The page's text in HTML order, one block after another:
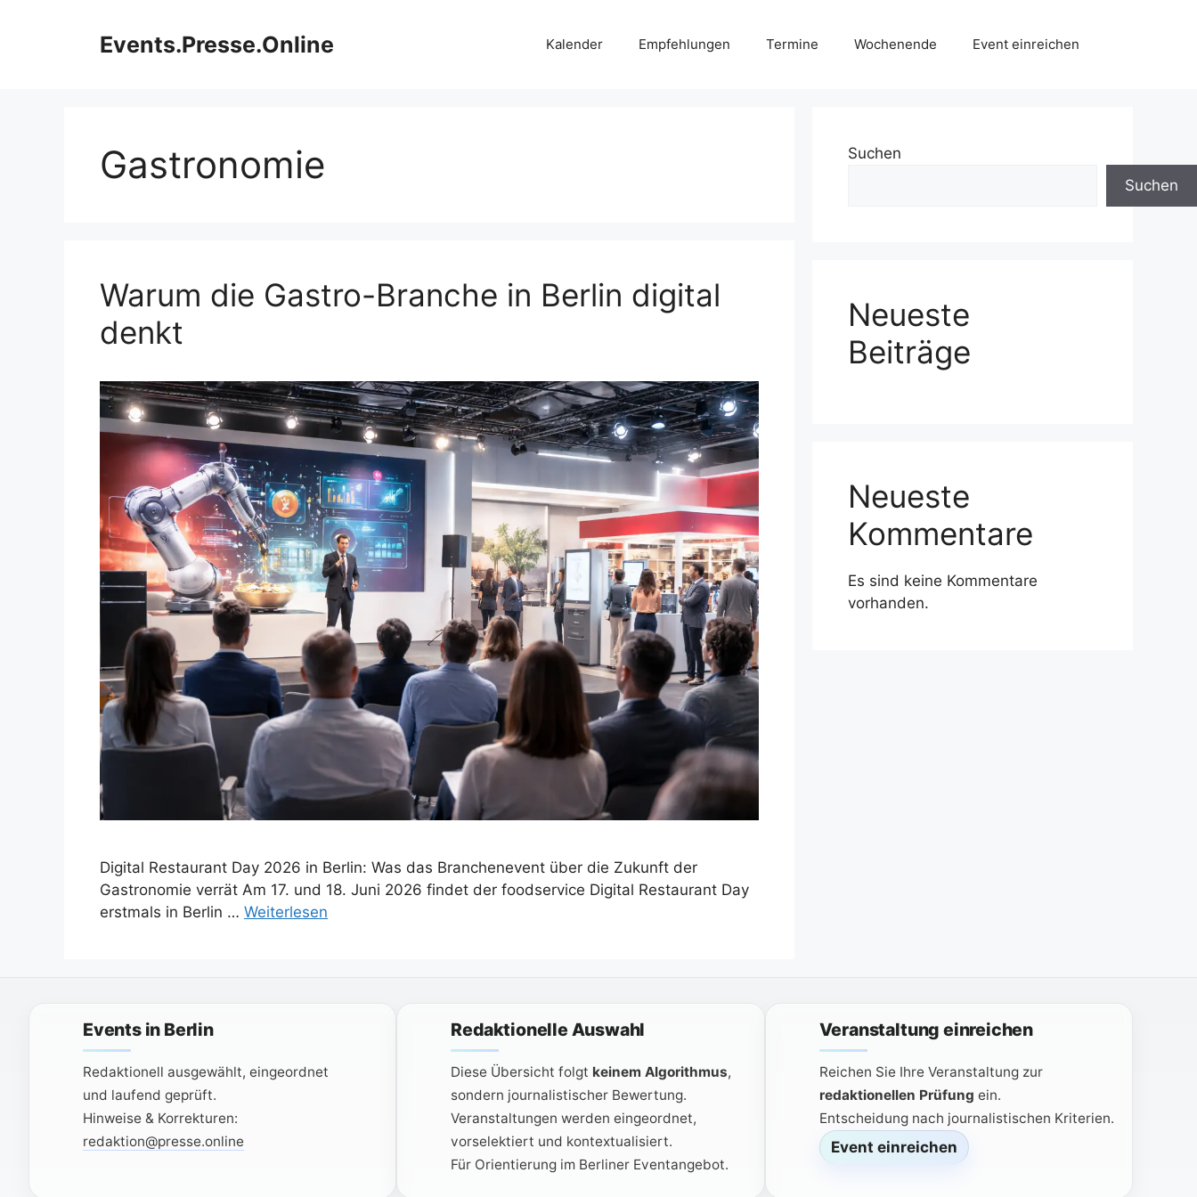
Events.Presse.Online Kalender Empfehlungen Termine Wochenende Event einreichen
Gastronomie
Warum die Gastro-Branche in Berlin digital
denkt
Digital Restaurant Day 2026 in Berlin: Was das Branchenevent über die Zukunft der
Gastronomie verrät Am 17. und 18. Juni 2026 findet der foodservice Digital Restaurant Day
erstmals in Berlin … Weiterlesen
Suchen
Suchen
Neueste
Beiträge
Neueste
Kommentare
Es sind keine Kommentare
vorhanden.
Events in Berlin
Redaktionell ausgewählt, eingeordnet
und laufend geprüft.
Hinweise & Korrekturen:
redaktion@presse.online
Redaktionelle Auswahl
Diese Übersicht folgt keinem Algorithmus,
sondern journalistischer Bewertung.
Veranstaltungen werden eingeordnet,
vorselektiert und kontextualisiert.
Für Orientierung im Berliner Eventangebot.
Veranstaltung einreichen
Reichen Sie Ihre Veranstaltung zur
redaktionellen Prüfung ein.
Entscheidung nach journalistischen Kriterien.
Event einreichen